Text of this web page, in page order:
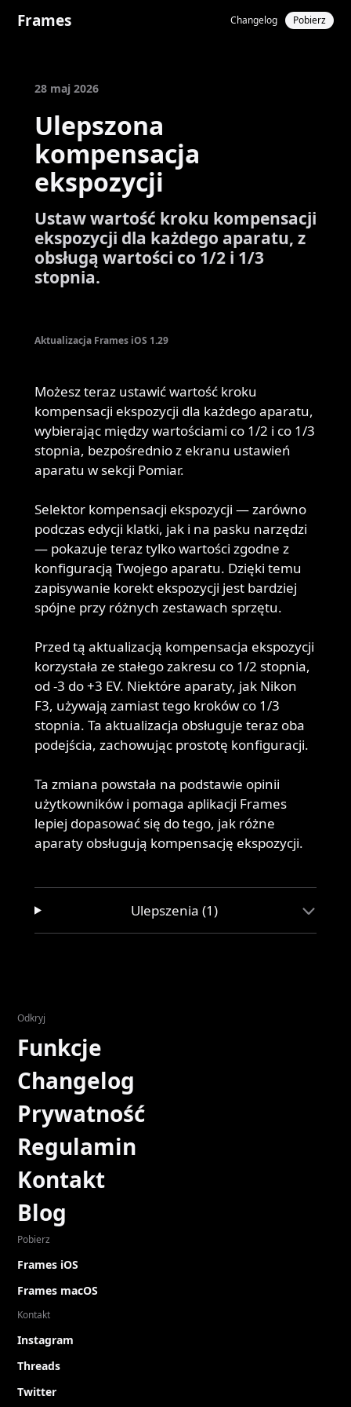
Frames Changelog Pobierz
28 maj 2026
Ulepszona
kompensacja
ekspozycji
Ustaw wartość kroku kompensacji
ekspozycji dla każdego aparatu, z
obsługą wartości co 1/2 i 1/3
stopnia.
Aktualizacja Frames iOS 1.29
Możesz teraz ustawić wartość kroku
kompensacji ekspozycji dla każdego aparatu,
wybierając między wartościami co 1/2 i co 1/3
stopnia, bezpośrednio z ekranu ustawień
aparatu w sekcji Pomiar.
Selektor kompensacji ekspozycji — zarówno
podczas edycji klatki, jak i na pasku narzędzi
— pokazuje teraz tylko wartości zgodne z
konfiguracją Twojego aparatu. Dzięki temu
zapisywanie korekt ekspozycji jest bardziej
spójne przy różnych zestawach sprzętu.
Przed tą aktualizacją kompensacja ekspozycji
korzystała ze stałego zakresu co 1/2 stopnia,
od -3 do +3 EV. Niektóre aparaty, jak Nikon
F3, używają zamiast tego kroków co 1/3
stopnia. Ta aktualizacja obsługuje teraz oba
podejścia, zachowując prostotę konfiguracji.
Ta zmiana powstała na podstawie opinii
użytkowników i pomaga aplikacji Frames
lepiej dopasować się do tego, jak różne
aparaty obsługują kompensację ekspozycji.
Ulepszenia (1)
Odkryj
Funkcje
Changelog
Prywatność
Regulamin
Kontakt
Blog
Pobierz
Frames iOS
Frames macOS
Kontakt
Instagram
Threads
Twitter